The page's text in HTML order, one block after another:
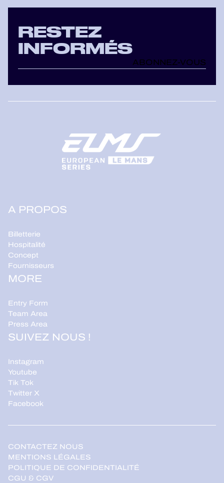
RESTEZ
INFORMÉS
ABONNEZ-VOUS
A PROPOS
Billetterie
Hospitalité
Concept
Fournisseurs
MORE
Entry Form
Team Area
Press Area
SUIVEZ NOUS !
Instagram
Youtube
Tik Tok
Twitter X
Facebook
CONTACTEZ NOUS
MENTIONS LÉGALES
POLITIQUE DE CONFIDENTIALITÉ
CGU & CGV